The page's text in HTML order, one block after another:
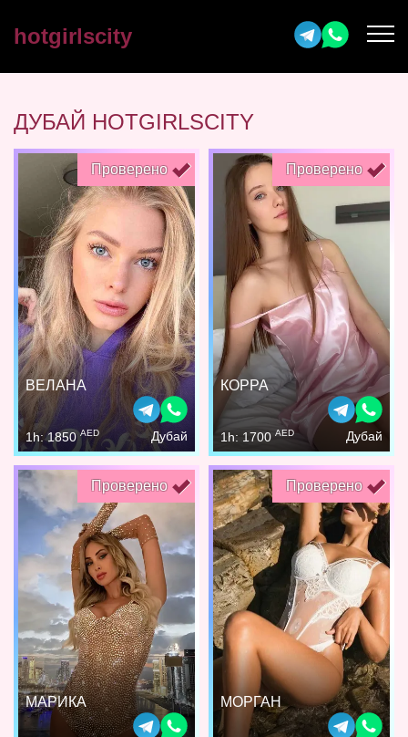
hotgirlscity
ДУБАЙ HOTGIRLSCITY
Проверено
ВЕЛАНА
1h: 1850AED Дубай
Проверено
КОРРА
1h: 1700 AED Дубай
Проверено
МАРИКА
Проверено
МОРГАН